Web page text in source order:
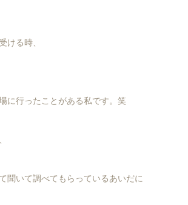
ける時、
に行ったことがある私です。笑
聞いて調べてもらっているあいだに